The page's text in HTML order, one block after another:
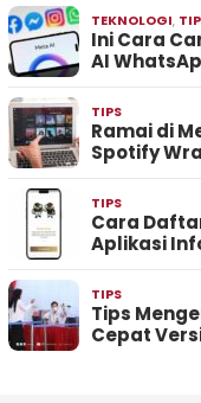
TEKNOLOGI,
Ini Cara
AI
TIPS
Ramai di
Spotify
TIPS
Cara
Aplikasi
TIPS
Tips
Cepat